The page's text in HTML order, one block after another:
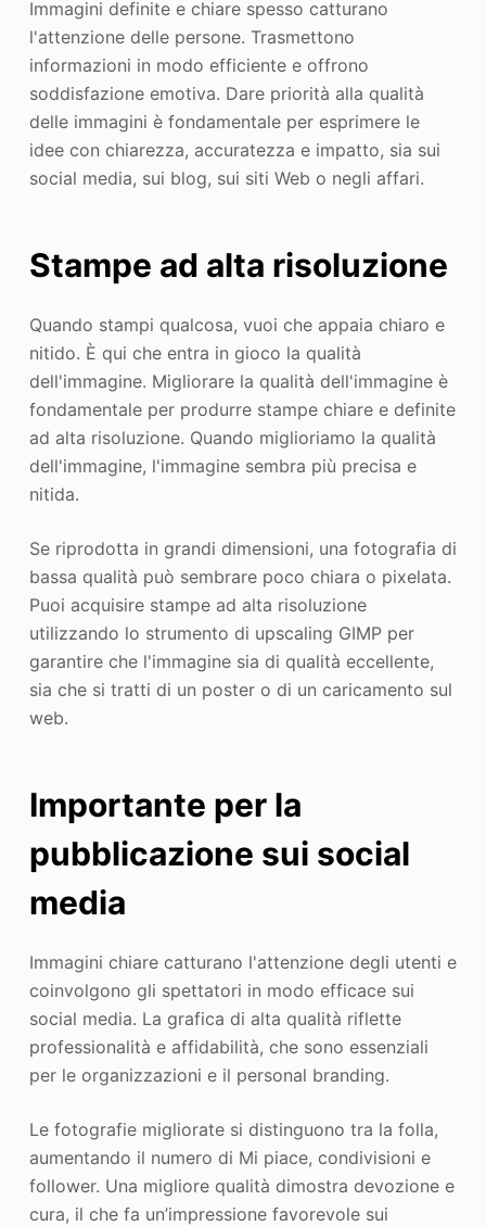
Immagini definite e chiare spesso catturano
l'attenzione delle persone. Trasmettono
informazioni in modo efficiente e offrono
soddisfazione emotiva. Dare priorità alla qualità
delle immagini è fondamentale per esprimere le
idee con chiarezza, accuratezza e impatto, sia sui
social media, sui blog, sui siti Web o negli affari.
Stampe ad alta risoluzione
Quando stampi qualcosa, vuoi che appaia chiaro e
nitido. È qui che entra in gioco la qualità
dell'immagine. Migliorare la qualità dell'immagine è
fondamentale per produrre stampe chiare e definite
ad alta risoluzione. Quando miglioriamo la qualità
dell'immagine, l'immagine sembra più precisa e
nitida.
Se riprodotta in grandi dimensioni, una fotografia di
bassa qualità può sembrare poco chiara o pixelata.
Puoi acquisire stampe ad alta risoluzione
utilizzando lo strumento di upscaling GIMP per
garantire che l'immagine sia di qualità eccellente,
sia che si tratti di un poster o di un caricamento sul
web.
Importante per la
pubblicazione sui social
media
Immagini chiare catturano l'attenzione degli utenti e
coinvolgono gli spettatori in modo efficace sui
social media. La grafica di alta qualità riflette
professionalità e affidabilità, che sono essenziali
per le organizzazioni e il personal branding.
Le fotografie migliorate si distinguono tra la folla,
aumentando il numero di Mi piace, condivisioni e
follower. Una migliore qualità dimostra devozione e
cura, il che fa un’impressione favorevole sui